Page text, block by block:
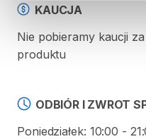
KAUCJA
Nie pobieramy kaucji
produktu
ODBIÓR I ZWROT
Poniedziałek: 10:00 -